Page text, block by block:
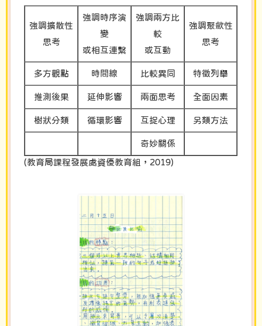
強調擴散性
思考
強調時序演
變
或相互連繫
強調兩方比
較
或互動
強調聚歛性
思考
多方觀點 時間線 比較異同 特徵列舉
推測後果 延伸影響 兩面思考 全面因素
樹狀分類 循環影響 互捉心理 另類方法
奇妙關係
(教育局課程發展處資優教育組，2019)